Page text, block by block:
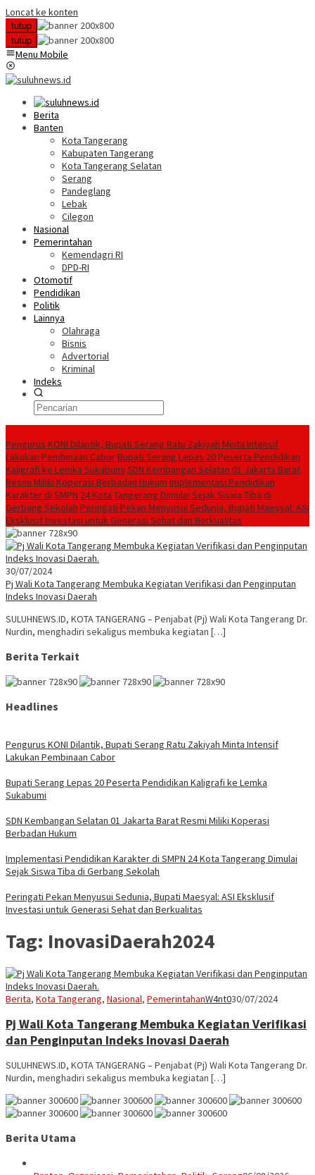
Loncat ke konten
tutup
tutup
Menu Mobile
Berita
Banten
Kota Tangerang
Kabupaten Tangerang
Kota Tangerang Selatan
Serang
Pandeglang
Lebak
Cilegon
Nasional
Pemerintahan
Kemendagri RI
DPD-RI
Otomotif
Pendidikan
Politik
Lainnya
Olahraga
Bisnis
Advertorial
Kriminal
Indeks
Pengurus KONI Dilantik, Bupati Serang Ratu Zakiyah Minta Intensif
Lakukan Pembinaan CaborBupati Serang Lepas 20 Peserta Pendidikan
Kaligrafi ke Lemka Sukabumi SDN Kembangan Selatan 01 Jakarta Barat
Resmi Miliki Koperasi Berbadan Hukum Implementasi Pendidikan
Karakter di SMPN 24 Kota Tangerang Dimulai Sejak Siswa Tiba di
Gerbang Sekolah Peringati Pekan Menyusui Sedunia, Bupati Maesyal: ASI
Eksklusif Investasi untuk Generasi Sehat dan Berkualitas
30/07/2024
Pj Wali Kota Tangerang Membuka Kegiatan Verifikasi dan Penginputan
Indeks Inovasi Daerah
SULUHNEWS.ID, KOTA TANGERANG – Penjabat (Pj) Wali Kota Tangerang Dr.
Nurdin, menghadiri sekaligus membuka kegiatan […]
Berita Terkait
Headlines
Pengurus KONI Dilantik, Bupati Serang Ratu Zakiyah Minta Intensif
Lakukan Pembinaan Cabor
Bupati Serang Lepas 20 Peserta Pendidikan Kaligrafi ke Lemka
Sukabumi
SDN Kembangan Selatan 01 Jakarta Barat Resmi Miliki Koperasi
Berbadan Hukum
Implementasi Pendidikan Karakter di SMPN 24 Kota Tangerang Dimulai
Sejak Siswa Tiba di Gerbang Sekolah
Peringati Pekan Menyusui Sedunia, Bupati Maesyal: ASI Eksklusif
Investasi untuk Generasi Sehat dan Berkualitas
Tag: InovasiDaerah2024
Berita, Kota Tangerang, Nasional, PemerintahanW4nt030/07/2024
Pj Wali Kota Tangerang Membuka Kegiatan Verifikasi
dan Penginputan Indeks Inovasi Daerah
SULUHNEWS.ID, KOTA TANGERANG – Penjabat (Pj) Wali Kota Tangerang Dr.
Nurdin, menghadiri sekaligus membuka kegiatan […]
Berita Utama